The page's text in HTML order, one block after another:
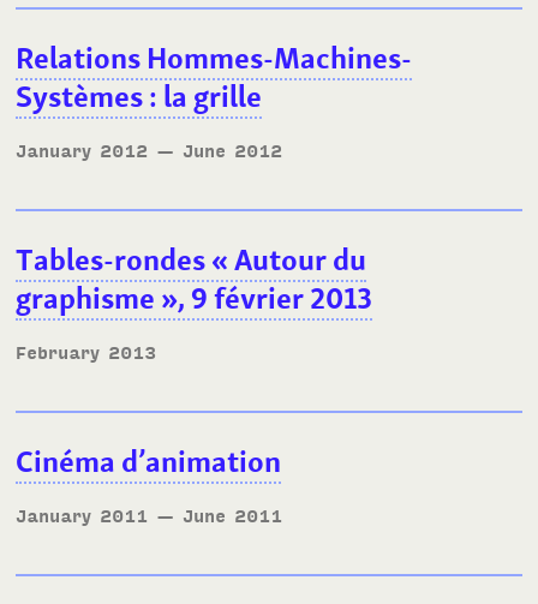
Relations Hommes-Machines-
Systèmes: la grille
January 2012 — June 2012
Tables-rondes «Autour du
graphisme », 9 février 2013
February 2013
Cinéma d’animation
January 2011 — June 2011